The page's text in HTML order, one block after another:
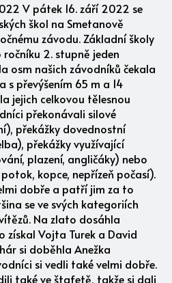
V pátek 16. září 2022 se
škol na Smetanově
závodu. Základní školy
2. stupně jeden
osm našich závodníků čekala
s převýšením 65 m a 14
jejich celkovou tělesnou
překonávali silové
překážky dovednostní
překážky využívající
plazení, angličáky) nebo
kopce, nepřízeň počasí).
dobře a patří jim za to
se ve svých kategoriích
Na zlato dosáhla
získal Vojta Turek a David
si doběhla Anežka
si vedli také velmi dobře.
také ve štafetě, takže si dali